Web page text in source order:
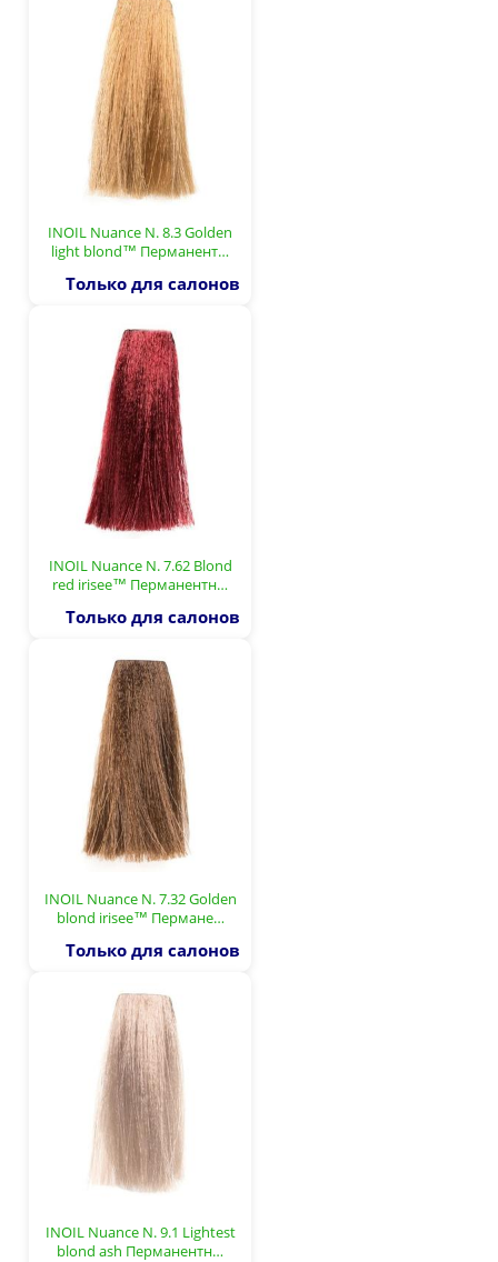
INOIL Nuance N. 8.3 Golden
light blond™ Перманент…
Только для салонов
INOIL Nuance N. 7.62 Blond
red irisee™ Перманентн…
Только для салонов
INOIL Nuance N. 7.32 Golden
blond irisee™ Пермане…
Только для салонов
INOIL Nuance N. 9.1 Lightest
blond ash Перманентн…